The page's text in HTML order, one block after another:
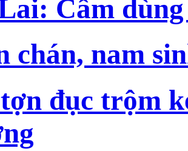
Cấm
chán, nam
đục trộm